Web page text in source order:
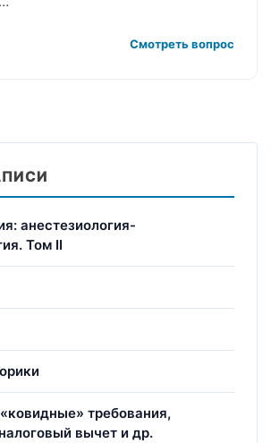
Смотреть вопрос
анестезиология-
Том II
требования,
вычет и др.